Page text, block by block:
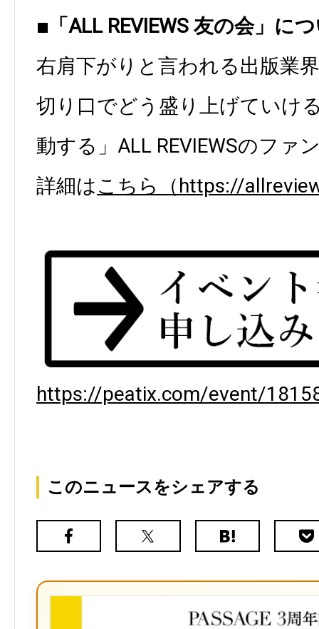
■「ALL REVIEWS 友の会」に
右肩下がりと言われる出版業
切り口でどう盛り上げていけ
動する」ALL REVIEWSのファ
詳細はこちら（https://
https://peatix.com/event/
このニュースをシェアする
Facebook
X（旧
は
ク
マ